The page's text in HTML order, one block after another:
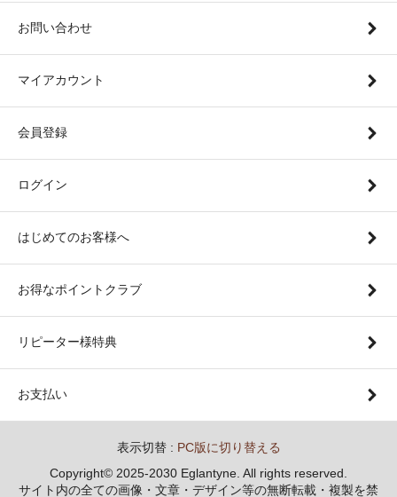
お問い合わせ
マイアカウント
会員登録
ログイン
はじめてのお客様へ
お得なポイントクラブ
リピーター様特典
お支払い
表示切替 : PC版に切り替える
Copyright© 2025-2030 Eglantyne. All rights reserved.
サイト内の全ての画像・文章・デザイン等の無断転載・複製を禁